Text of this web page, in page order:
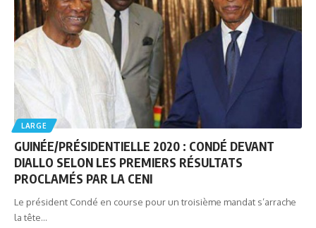
LARGE
GUINÉE/PRÉSIDENTIELLE 2020 : CONDÉ DEVANT
DIALLO SELON LES PREMIERS RÉSULTATS
PROCLAMÉS PAR LA CENI
Le président Condé en course pour un troisième mandat s’arrache
la tête…